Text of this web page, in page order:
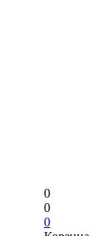
0
0
0